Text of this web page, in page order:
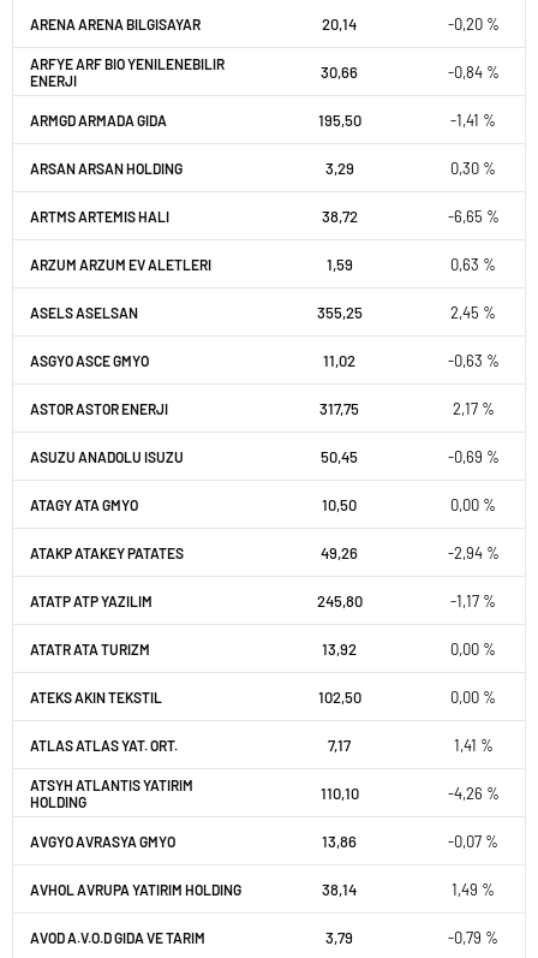
ARENA ARENA BILGISAYAR 20,14 -0,20 %
ARFYE ARF BIO YENILENEBILIR
ENERJI
30,66 -0,84 %
ARMGD ARMADA GIDA 195,50 -1,41 %
ARSAN ARSAN HOLDING 3,29 0,30 %
ARTMS ARTEMIS HALI 38,72 -6,65 %
ARZUM ARZUM EV ALETLERI 1,59 0,63 %
ASELS ASELSAN 355,25 2,45 %
ASGYO ASCE GMYO 11,02 -0,63 %
ASTOR ASTOR ENERJI 317,75 2,17 %
ASUZU ANADOLU ISUZU 50,45 -0,69 %
ATAGY ATA GMYO 10,50 0,00 %
ATAKP ATAKEY PATATES 49,26 -2,94 %
ATATP ATP YAZILIM 245,80 -1,17 %
ATATR ATA TURIZM 13,92 0,00 %
ATEKS AKIN TEKSTIL 102,50 0,00 %
ATLAS ATLAS YAT. ORT. 7,17 1,41 %
ATSYH ATLANTIS YATIRIM
HOLDING
110,10 -4,26 %
AVGYO AVRASYA GMYO 13,86 -0,07 %
AVHOL AVRUPA YATIRIM HOLDING 38,14 1,49 %
AVOD A.V.O.D GIDA VE TARIM 3,79 -0,79 %